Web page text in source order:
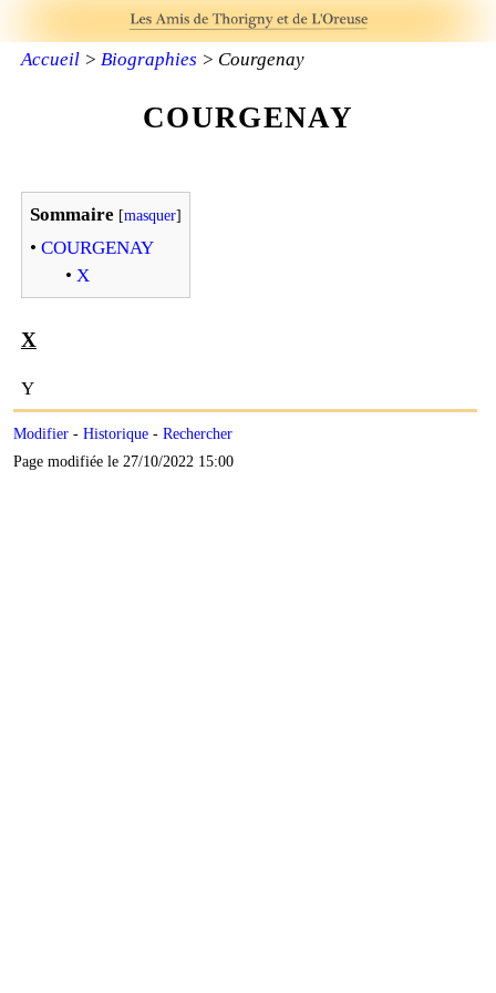
Accueil> Biographies > Courgenay
COURGENAY
Sommaire [masquer]
• COURGENAY
• X
X
Y
Modifier- Historique- Rechercher
Page modifiée le 27/10/2022 15:00